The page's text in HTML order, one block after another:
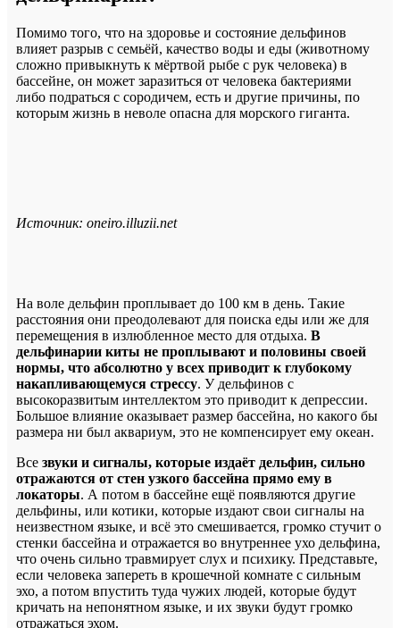
Помимо того, что на здоровье и состояние дельфинов
влияет разрыв с семьёй, качество воды и еды (животному
сложно привыкнуть к мёртвой рыбе с рук человека) в
бассейне, он может заразиться от человека бактериями
либо подраться с сородичем, есть и другие причины, по
которым жизнь в неволе опасна для морского гиганта.
Источник: oneiro.illuzii.net
На воле дельфин проплывает до 100 км в день. Такие
расстояния они преодолевают для поиска еды или же для
перемещения в излюбленное место для отдыха. В
дельфинарии киты не проплывают и половины своей
нормы, что абсолютно у всех приводит к глубокому
накапливающемуся стрессу. У дельфинов с
высокоразвитым интеллектом это приводит к депрессии.
Большое влияние оказывает размер бассейна, но какого бы
размера ни был аквариум, это не компенсирует ему океан.
Все звуки и сигналы, которые издаёт дельфин, сильно
отражаются от стен узкого бассейна прямо ему в
локаторы. А потом в бассейне ещё появляются другие
дельфины, или котики, которые издают свои сигналы на
неизвестном языке, и всё это смешивается, громко стучит о
стенки бассейна и отражается во внутреннее ухо дельфина,
что очень сильно травмирует слух и психику. Представьте,
если человека запереть в крошечной комнате с сильным
эхо, а потом впустить туда чужих людей, которые будут
кричать на непонятном языке, и их звуки будут громко
отражаться эхом.